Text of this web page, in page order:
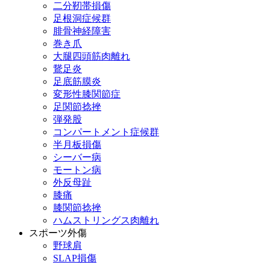
二分靭帯損傷
足根洞症候群
腓骨神経障害
巻き爪
大腿四頭筋肉離れ
鵞足炎
足底筋膜炎
変形性膝関節症
足関節捻挫
弾発股
コンパートメント症候群
半月板損傷
シーバー病
モートン病
外反母趾
膝痛
膝関節捻挫
ハムストリングス肉離れ
スポーツ外傷
野球肩
SLAP損傷